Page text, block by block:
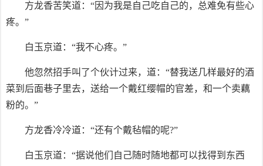
方龙香苦笑道：“因为我是自己吃自己的，总难免有些心
疼。”
白玉京道：“我不心疼。”
他忽然招手叫了个伙计过来，道：“替我送几样最好的酒
菜到后面巷子里去，送给一个戴红缨帽的官差，和一个卖藕
粉的。”
方龙香冷冷道：“还有个戴毡帽的呢?”
白玉京道：“据说他们自己随时随地都可以找得到东西